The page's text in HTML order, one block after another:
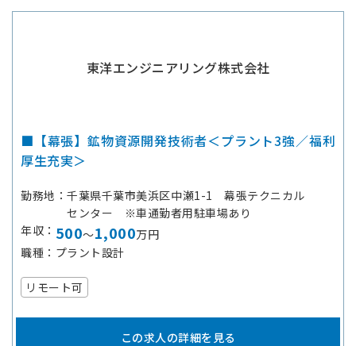
東洋エンジニアリング株式会社
■【幕張】鉱物資源開発技術者＜プラント3強／福利
厚生充実＞
勤務地
千葉県千葉市美浜区中瀬1-1 幕張テクニカル
センター ※車通勤者用駐車場あり
年収
500～1,000万円
職種
プラント設計
リモート可
この求人の詳細を見る